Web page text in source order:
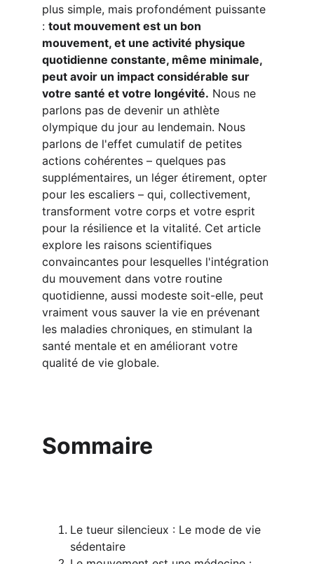
plus simple, mais profondément puissante
: tout mouvement est un bon
mouvement, et une activité physique
quotidienne constante, même minimale,
peut avoir un impact considérable sur
votre santé et votre longévité. Nous ne
parlons pas de devenir un athlète
olympique du jour au lendemain. Nous
parlons de l'effet cumulatif de petites
actions cohérentes – quelques pas
supplémentaires, un léger étirement, opter
pour les escaliers – qui, collectivement,
transforment votre corps et votre esprit
pour la résilience et la vitalité. Cet article
explore les raisons scientifiques
convaincantes pour lesquelles l'intégration
du mouvement dans votre routine
quotidienne, aussi modeste soit-elle, peut
vraiment vous sauver la vie en prévenant
les maladies chroniques, en stimulant la
santé mentale et en améliorant votre
qualité de vie globale.
Sommaire
Le tueur silencieux : Le mode de vie
sédentaire